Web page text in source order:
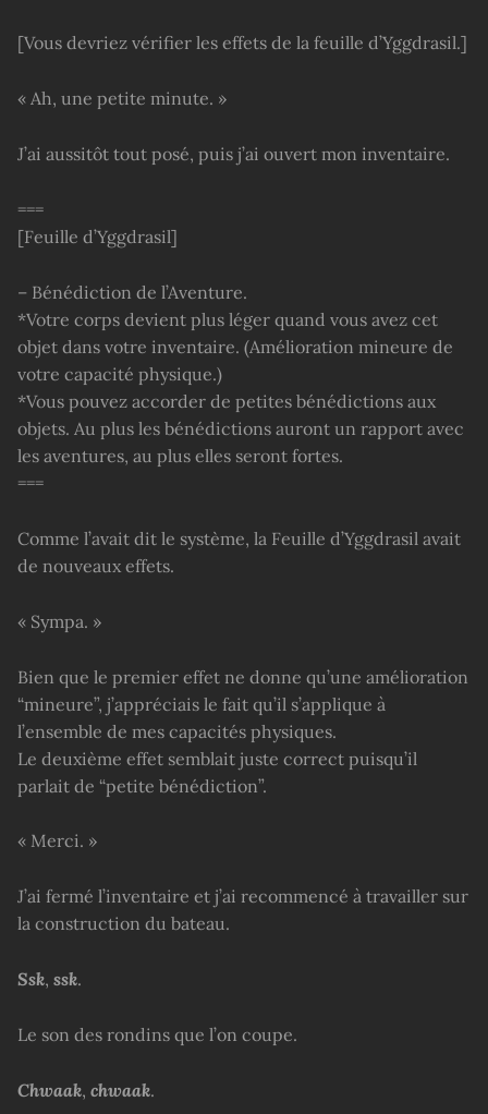
[Vous devriez vérifier les effets de la feuille d’Yggdrasil.]
« Ah, une petite minute. »
J’ai aussitôt tout posé, puis j’ai ouvert mon inventaire.
===
[Feuille d’Yggdrasil]
– Bénédiction de l’Aventure.
*Votre corps devient plus léger quand vous avez cet
objet dans votre inventaire. (Amélioration mineure de
votre capacité physique.)
*Vous pouvez accorder de petites bénédictions aux
objets. Au plus les bénédictions auront un rapport avec
les aventures, au plus elles seront fortes.
===
Comme l’avait dit le système, la Feuille d’Yggdrasil avait
de nouveaux effets.
« Sympa. »
Bien que le premier effet ne donne qu’une amélioration
“mineure”, j’appréciais le fait qu’il s’applique à
l’ensemble de mes capacités physiques.
Le deuxième effet semblait juste correct puisqu’il
parlait de “petite bénédiction”.
« Merci. »
J’ai fermé l’inventaire et j’ai recommencé à travailler sur
la construction du bateau.
Ssk, ssk.
Le son des rondins que l’on coupe.
Chwaak, chwaak.